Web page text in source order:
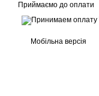
Приймаємо до оплати
Мобільна версія